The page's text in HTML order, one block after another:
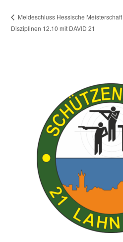
Meldeschluss Hessische Meisterschaft
Disziplinen 12.10 mit DAVID 21